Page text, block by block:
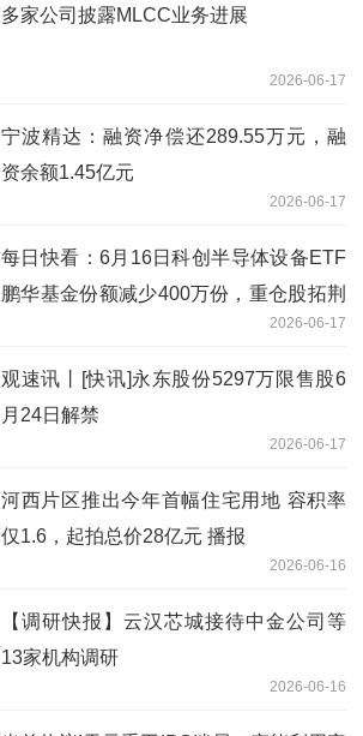
多家公司披露MLCC业务进展
2026-06-17
宁波精达：融资净偿还289.55万元，融
资余额1.45亿元
2026-06-17
每日快看：6月16日科创半导体设备ETF
鹏华基金份额减少400万份，重仓股拓荆
2026-06-17
观速讯丨[快讯]永东股份5297万限售股6
月24日解禁
2026-06-17
河西片区推出今年首幅住宅用地 容积率
仅1.6，起拍总价28亿元 播报
2026-06-16
【调研快报】云汉芯城接待中金公司等
13家机构调研
2026-06-16